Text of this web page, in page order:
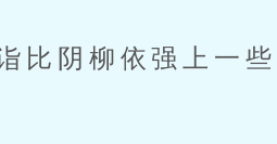
阴柳依强上一些